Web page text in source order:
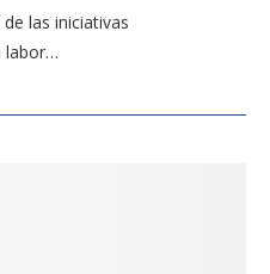
las iniciativas
labor…